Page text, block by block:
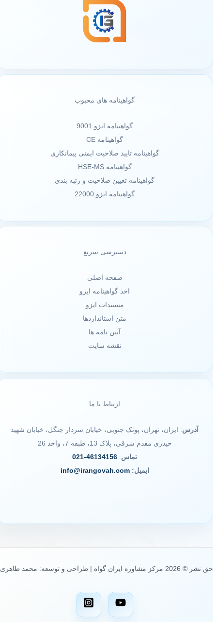
گواهینامه های محبوب
گواهینامه ایزو 9001
گواهینامه CE
گواهینامه تایید صلاحیت ایمنی پیمانکاری
گواهینامه HSE-MS
گواهینامه تعیین صلاحیت و رتبه بندی
گواهینامه ایزو 22000
دسترسی سریع
صفحه اصلی
اخذ گواهینامه ایزو
مستندات ایزو
متن استانداردها
آیین نامه ها
نقشه سایت
ارتباط با ما
آدرس: ایران، تهران، پونک جنوبی، خیابان سردار جنگل، خیابان شهید
حیدری مقدم شرقی، پلاک 13، طبقه 7، واحد 26
تماس:
46134156-021
ایمیل: info@irangovah.com
حق نشر © 2026 مرکز مشاوره ایران گواه | طراحی و توسعه: محمد طاهری